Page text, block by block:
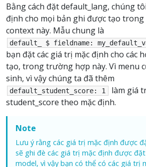
Bằng cách đặt default_lang, chúng
định cho mọi bản ghi được tạo trong
context này. Mẫu chung là
default_ $ fieldname:
bạn đặt các giá trị mặc định cho các
tạo, trong trường hợp này. Vì menu
sinh, vì vậy chúng ta đã thêm
default_student_score: 1
làm giá
student_score theo mặc định.
Note
Lưu ý rằng các giá trị mặc định được
sẽ ghi đè các giá trị mặc định được
model, vì vậy bạn có thể có các giá trị